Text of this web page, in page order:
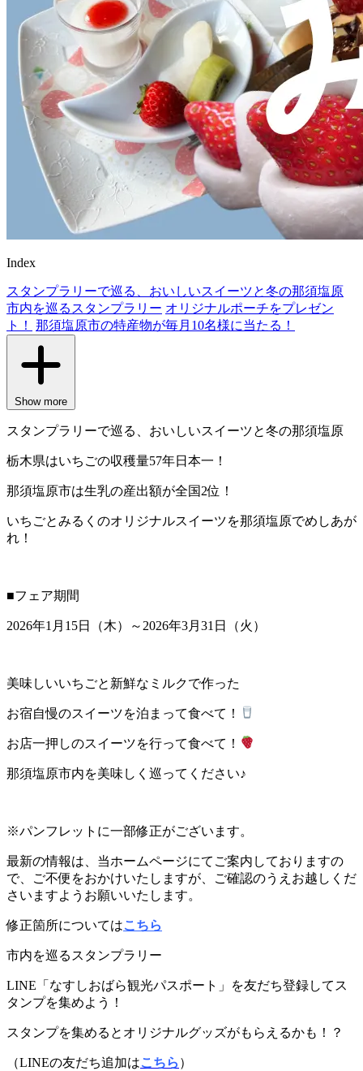
Index
スタンプラリーで巡る、おいしいスイーツと冬の那須塩原
市内を巡るスタンプラリー オリジナルポーチをプレゼン
ト！
那須塩原市の特産物が毎月10名様に当たる！
Show more
スタンプラリーで巡る、おいしいスイーツと冬の那須塩原
栃木県はいちごの収穫量57年日本一！
那須塩原市は生乳の産出額が全国2位！
いちごとみるくのオリジナルスイーツを那須塩原でめしあが
れ！
■フェア期間
2026年1月15日（木）～2026年3月31日（火）
美味しいいちごと新鮮なミルクで作った
お宿自慢のスイーツを泊まって食べて！
お店一押しのスイーツを行って食べて！
那須塩原市内を美味しく巡ってください♪
※パンフレットに一部修正がございます。
最新の情報は、当ホームページにてご案内しておりますの
で、ご不便をおかけいたしますが、ご確認のうえお越しくだ
さいますようお願いいたします。
修正箇所についてはこちら
市内を巡るスタンプラリー
LINE「なすしおばら観光パスポート」を友だち登録してス
タンプを集めよう！
スタンプを集めるとオリジナルグッズがもらえるかも！？
（LINEの友だち追加はこちら ）